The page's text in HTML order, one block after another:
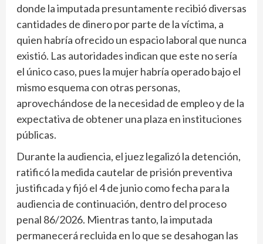
donde la imputada presuntamente recibió diversas
cantidades de dinero por parte de la víctima, a
quien habría ofrecido un espacio laboral que nunca
existió. Las autoridades indican que este no sería
el único caso, pues la mujer habría operado bajo el
mismo esquema con otras personas,
aprovechándose de la necesidad de empleo y de la
expectativa de obtener una plaza en instituciones
públicas.
Durante la audiencia, el juez legalizó la detención,
ratificó la medida cautelar de prisión preventiva
justificada y fijó el 4 de junio como fecha para la
audiencia de continuación, dentro del proceso
penal 86/2026. Mientras tanto, la imputada
permanecerá recluida en lo que se desahogan las